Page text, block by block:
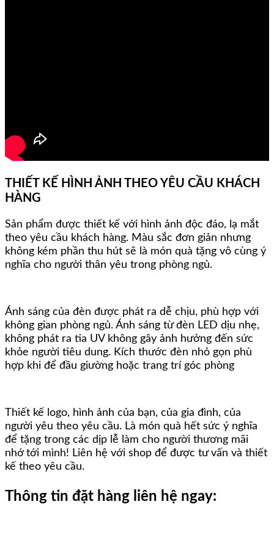
THIẾT KẾ HÌNH ẢNH THEO YÊU CẦU KHÁCH
HÀNG
Sản phẩm được thiết kế với hình ảnh độc đáo, lạ mắt
theo yêu cầu khách hàng. Màu sắc đơn giản nhưng
không kém phần thu hút sẽ là món quà tặng vô cùng ý
nghĩa cho người thân yêu trong phòng ngủ.
Ánh sáng của đèn được phát ra dễ chịu, phù hợp với
không gian phòng ngủ. Ánh sáng từ đèn LED dịu nhẹ,
không phát ra tia UV không gây ảnh hưởng đến sức
khỏe người tiêu dung. Kích thước đèn nhỏ gọn phù
hợp khi để đầu giường hoặc trang trí góc phòng
️Thiết kế logo, hình ảnh của bạn, của gia đình, của
người yêu theo yêu cầu. Là món quà hết sức ý nghĩa
để tặng trong các dịp lễ làm cho người thương mãi
nhớ tới mình! Liên hệ với shop để được tư vấn và thiết
kế theo yêu cầu.
Thông tin đặt hàng liên hệ ngay: